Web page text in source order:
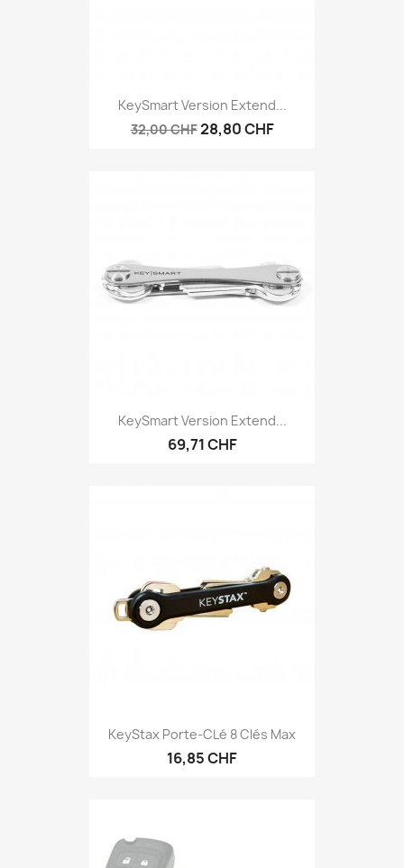
KeySmart Version Extend...
32,00 CHF28,80 CHF
KeySmart Version Extend...
69,71 CHF
KeyStax Porte-CLé 8 Clés Max
16,85 CHF